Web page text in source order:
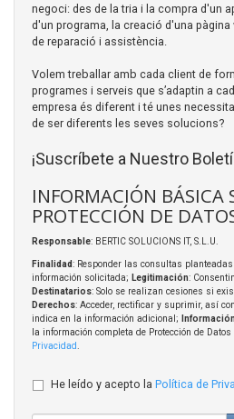
negoci: des de la tria i la compra d'un
d'un programa, la creació d'una
de reparació i assistència.
Volem treballar amb cada client de
programes i serveis que s’adaptin a
empresa és diferent i té unes
de ser diferents les seves solucions?
¡Suscríbete a Nuestro
INFORMACIÓN BÁSICA
PROTECCIÓN DE
Responsable: BERTIC SOLUCIONS IT, S.L.U.
Finalidad: Responder las consultas
información solicitada; Legitimación:
Destinatarios: Solo se realizan cesiones si
Derechos: Acceder, rectificar y suprimir, así
indica en la información adicional;
la información completa de Protección de
Privacidad
He leído y acepto la Política de